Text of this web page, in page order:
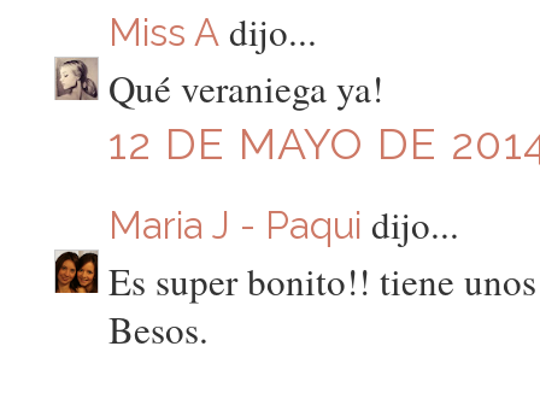
Miss Adijo...
Qué veraniega ya!
12 DE MAYO DE
Maria J - Paqui dijo...
Es super bonito!! tiene
Besos.